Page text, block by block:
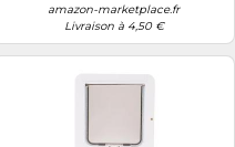
amazon-marketplace.fr
Livraison à 4,50 €